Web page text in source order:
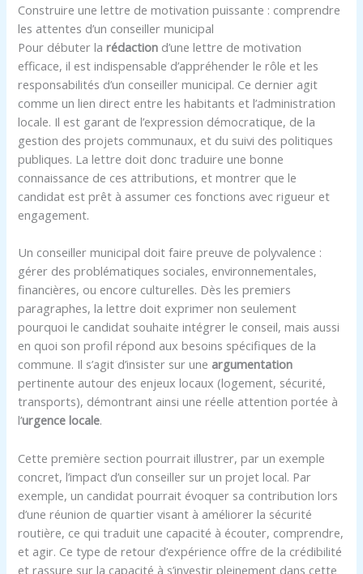
Construire une lettre de motivation puissante : comprendre
les attentes d’un conseiller municipal
Pour débuter larédaction d’une lettre de motivation
efficace, il est indispensable d’appréhender le rôle et les
responsabilités d’un conseiller municipal. Ce dernier agit
comme un lien direct entre les habitants et l’administration
locale. Il est garant de l’expression démocratique, de la
gestion des projets communaux, et du suivi des politiques
publiques. La lettre doit donc traduire une bonne
connaissance de ces attributions, et montrer que le
candidat est prêt à assumer ces fonctions avec rigueur et
engagement.
Un conseiller municipal doit faire preuve de polyvalence :
gérer des problématiques sociales, environnementales,
financières, ou encore culturelles. Dès les premiers
paragraphes, la lettre doit exprimer non seulement
pourquoi le candidat souhaite intégrer le conseil, mais aussi
en quoi son profil répond aux besoins spécifiques de la
commune. Il s’agit d’insister sur une argumentation
pertinente autour des enjeux locaux (logement, sécurité,
transports), démontrant ainsi une réelle attention portée à
l’urgence locale.
Cette première section pourrait illustrer, par un exemple
concret, l’impact d’un conseiller sur un projet local. Par
exemple, un candidat pourrait évoquer sa contribution lors
d’une réunion de quartier visant à améliorer la sécurité
routière, ce qui traduit une capacité à écouter, comprendre,
et agir. Ce type de retour d’expérience offre de la crédibilité
et rassure sur la capacité à s’investir pleinement dans cette